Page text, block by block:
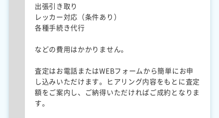
出張引き取り
レッカー対応（条件あり）
各種手続き代行
などの費用はかかりません。
査定はお電話またはWEBフォームから簡単にお申
し込みいただけます。ヒアリング内容をもとに査定
額をご案内し、ご納得いただければご成約となりま
す。